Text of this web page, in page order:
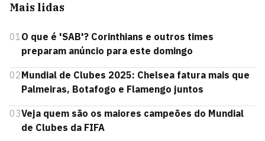
Mais lidas
01O que é 'SAB'? Corinthians e outros times
preparam anúncio para este domingo
02Mundial de Clubes 2025: Chelsea fatura mais que
Palmeiras, Botafogo e Flamengo juntos
03Veja quem são os maiores campeões do Mundial
de Clubes da FIFA